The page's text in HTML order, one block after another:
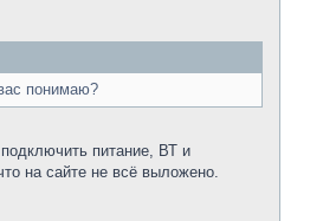
понимаю?
питание, ВТ и
на сайте не всё выложено.